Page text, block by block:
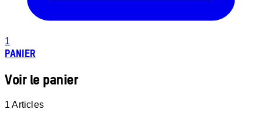
1
PANIER
Voir le panier
1 Articles